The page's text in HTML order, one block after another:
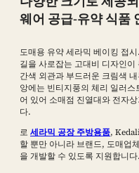
웨어 공급-유약 식품
도매용 유약 세라믹 베이킹 접
길을 사로잡는 고대비 디자인
간색 외관과 부드러운 크림색
앙에는 빈티지풍의 체리 일러
어 있어 소매점 진열대와 전자
다.
로 세라믹 공장 주방용품,
할 뿐만 아니라 브랜드, 도매업
을 개발할 수 있도록 지원합니